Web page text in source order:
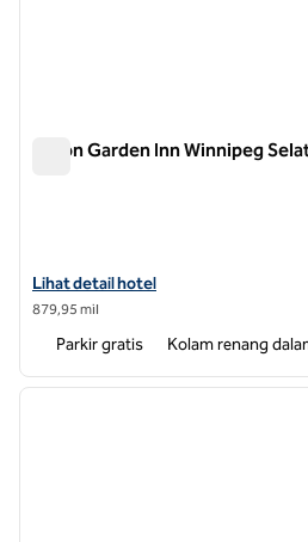
Hilton Garden Inn Winnipeg
Lihat detail hotel untuk Hilton Garden
Lihat detail hotel
879,95 mil
Parkir gratis Kolam renang
1 dari 12